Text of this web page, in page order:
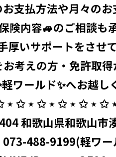
支払方法や月々の
険内容🚙のご相談も
厚いサポートをさせ
考えの方・免許取
ワールド✨へお越し
⋆ ✩ ⋆ ✩ ⋆ ✩ ⋆ ✩ ⋆ ✩
和歌山県和歌山市
073-488-9199(軽ワー